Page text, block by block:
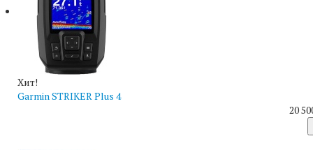
Хит!
Garmin STRIKER Plus 4
20